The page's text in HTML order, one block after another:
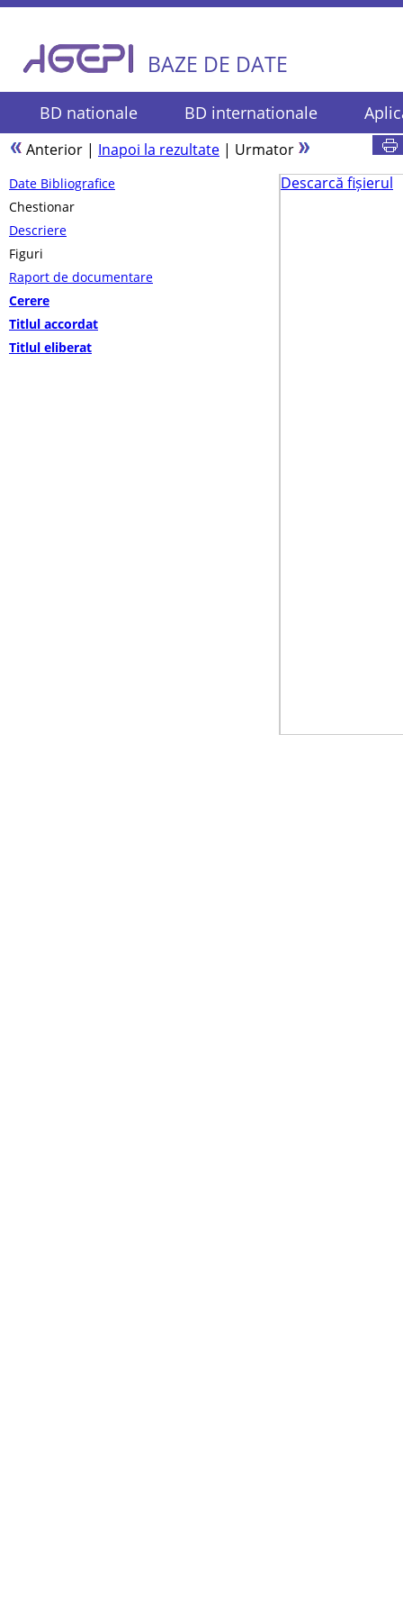
BAZE DE DATE
BD nationale BD internationale
Anterior | Inapoi la rezultate | Urmator
Date Bibliografice
Chestionar
Descriere
Figuri
Raport de documentare
Cerere
Titlul accordat
Titlul eliberat
Descarcă fișierul